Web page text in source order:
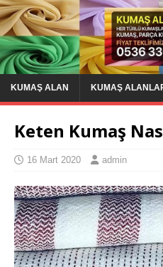
KUMAŞ ALAN KUMAŞ
Keten Kumaş
16 Mart 2020 admin